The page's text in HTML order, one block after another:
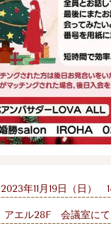
2023年11月19日（日）
アエル28F 会議室にて